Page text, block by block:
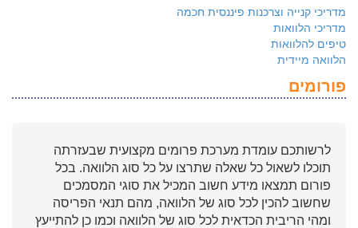
מדריכי קנייה וצרכנות פיננסית חכמה
מדריכי הלוואות
טיפים להלוואות
הלוואה מיידית
פורומים
לרשותכם עומדת מערכת פרומים מקצועית שבעזרתה
תוכלו לשאול כל שאלה שתרצו על כל סוג הלוואה. בכל
פורום תמצאו מידע חשוב המכיל את סוגי המסמכים
שחשוב להכין לכל סוג של הלוואה, מהם תנאי הפריסה
ומהי הריבית הכדאית לכל סוג של הלוואה וכמו כן להתייעץ